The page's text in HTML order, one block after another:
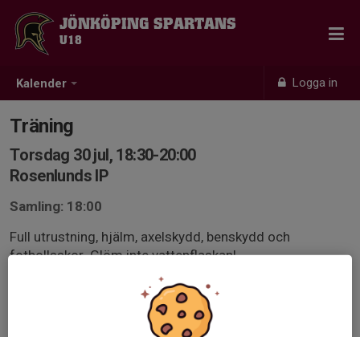
Kalender Logga in
JÖNKÖPING SPARTANS
U18
Träning
Torsdag 30 jul, 18:30-20:00
Rosenlunds IP
Samling: 18:00
Full utrustning, hjälm, axelskydd, benskydd och
fotbollsskor. Glöm inte vattenflaskan!